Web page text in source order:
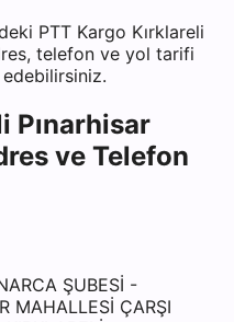
PTT Kargo Kırklareli
telefon ve yol tarifi
Pınarhisar
ve Telefon
ŞUBESİ -
MAHALLESİ ÇARŞI